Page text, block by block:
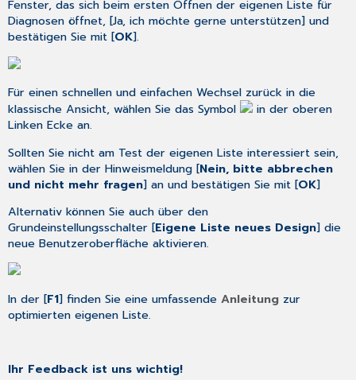
Fenster, das sich beim ersten Öffnen der eigenen Liste für
Diagnosen öffnet, [Ja, ich möchte gerne unterstützen] und
bestätigen Sie mit [OK].
Für einen schnellen und einfachen Wechsel zurück in die
klassische Ansicht, wählen Sie das Symbol
in der oberen
Linken Ecke an.
Sollten Sie nicht am Test der eigenen Liste interessiert sein,
wählen Sie in der Hinweismeldung [Nein, bitte abbrechen
und nicht mehr fragen] an und bestätigen Sie mit [OK]
Alternativ können Sie auch über den
Grundeinstellungsschalter [Eigene Liste neues Design] die
neue Benutzeroberfläche aktivieren.
In der [F1] finden Sie eine umfassendeAnleitung zur
optimierten eigenen Liste.
Ihr Feedback ist uns wichtig!